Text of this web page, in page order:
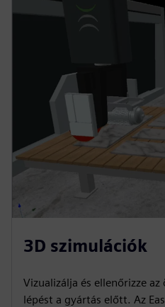
3D szimulációk
Vizualizálja és ellenőrizze az
lépést a gyártás előtt. Az